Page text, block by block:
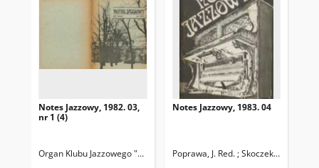
Notes Jazzowy, 1982. 03,
nr 1 (4)
Organ Klubu Jazzowego "Rotunda" Skoczek, T. Red.
Notes Jazzowy, 1983. 04
Poprawa, J. Red. ; Skoczek T. Red.